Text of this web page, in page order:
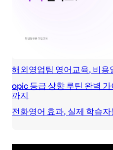
해외영업팀 영어교육, 비
opic 등급 상향 루틴 완벽
까지
전화영어 효과, 실제 학습